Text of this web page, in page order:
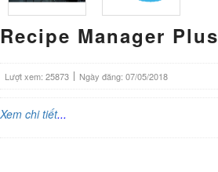
Recipe Manager Plus
Lượt xem: 25873 Ngày đăng: 07/05/2018
Xem chi tiết...